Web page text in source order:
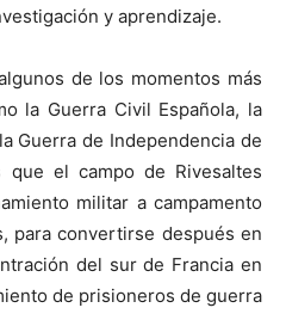
y aprendizaje.
de los momentos más
la Guerra Civil Española, la
Guerra de Independencia de
el campo de Rivesaltes
militar a campamento
para convertirse después en
del sur de Francia en
de prisioneros de guerra